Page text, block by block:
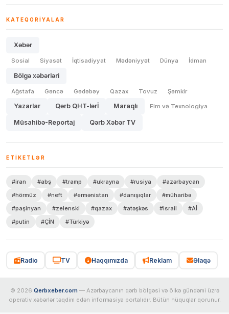
KATEQORIYALAR
Xəbər
Sosial Siyasət İqtisadiyyat Mədəniyyət Dünya İdman
Bölgə xəbərləri
Ağstafa Gəncə Gədəbəy Qazax Tovuz Şəmkir
Yazarlar Qərb QHT-lərİ Maraqlı Elm və Texnologiya
Müsahibə-Reportaj Qərb Xəbər TV
ETIKETLƏR
#iran #abş #tramp #ukrayna #rusiya
#azərbaycan
#hörmüz
#neft #ermənistan #danışıqlar
#müharibə
#paşinyan
#zelenski #qazax #atəşkəs #israil
#Aİ
#putin
#ÇİN #Türkiyə
Radio TV Haqqımızda Reklam Əlaqə
© 2026 Qerbxeber.com — Azərbaycanın qərb bölgəsi və ölkə gündəmi üzrə
operativ xəbərlər təqdim edən informasiya portalıdır. Bütün hüquqlar qorunur.